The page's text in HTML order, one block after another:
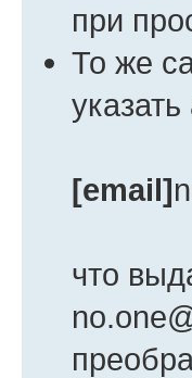
при
То же
[email]
что